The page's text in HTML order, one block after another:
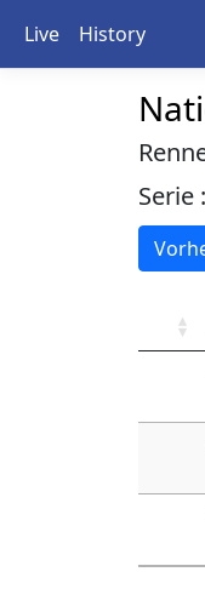
Live History
Serie